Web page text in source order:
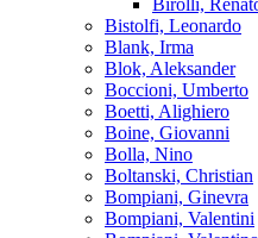
Bistolfi, Leonardo
Blank, Irma
Blok, Aleksander
Boccioni, Umberto
Boetti, Alighiero
Boine, Giovanni
Bolla, Nino
Boltanski, Christian
Bompiani, Ginevra
Bompiani, Valentini